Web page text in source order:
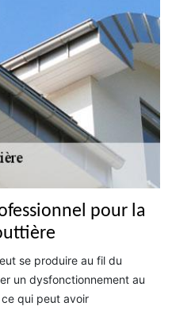
pour la
se produire au fil du
un dysfonctionnement au
ce qui peut avoir